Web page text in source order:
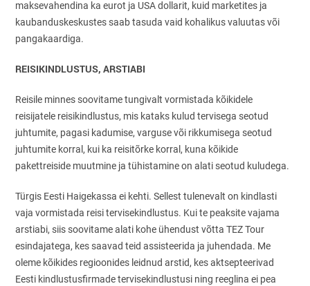
maksevahendina ka eurot ja USA dollarit, kuid marketites ja
kaubanduskeskustes saab tasuda vaid kohalikus valuutas või
pangakaardiga.
REISIKINDLUSTUS, ARSTIABI
Reisile minnes soovitame tungivalt vormistada kõikidele
reisijatele reisikindlustus, mis kataks kulud tervisega seotud
juhtumite, pagasi kadumise, varguse või rikkumisega seotud
juhtumite korral, kui ka reisitõrke korral, kuna kõikide
pakettreiside muutmine ja tühistamine on alati seotud kuludega.
Türgis Eesti Haigekassa ei kehti. Sellest tulenevalt on kindlasti
vaja vormistada reisi tervisekindlustus. Kui te peaksite vajama
arstiabi, siis soovitame alati kohe ühendust võtta TEZ Tour
esindajatega, kes saavad teid assisteerida ja juhendada. Me
oleme kõikides regioonides leidnud arstid, kes aktsepteerivad
Eesti kindlustusfirmade tervisekindlustusi ning reeglina ei pea